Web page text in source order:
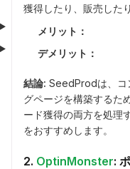
獲得したり、販売した
メリット：
デメリット：
結論: SeedProdは、コ
グページを構築するた
ード獲得の両方を処理
をおすすめします。
2. OptinMonster: